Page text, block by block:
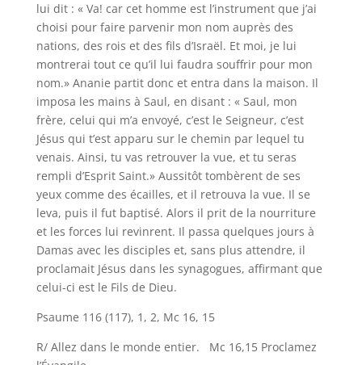
lui dit : « Va! car cet homme est l’instrument que j’ai
choisi pour faire parvenir mon nom auprès des
nations, des rois et des fils d’Israël. Et moi, je lui
montrerai tout ce qu’il lui faudra souffrir pour mon
nom.» Ananie partit donc et entra dans la maison. Il
imposa les mains à Saul, en disant : « Saul, mon
frère, celui qui m’a envoyé, c’est le Seigneur, c’est
Jésus qui t’est apparu sur le chemin par lequel tu
venais. Ainsi, tu vas retrouver la vue, et tu seras
rempli d’Esprit Saint.» Aussitôt tombèrent de ses
yeux comme des écailles, et il retrouva la vue. Il se
leva, puis il fut baptisé. Alors il prit de la nourriture
et les forces lui revinrent. Il passa quelques jours à
Damas avec les disciples et, sans plus attendre, il
proclamait Jésus dans les synagogues, affirmant que
celui-ci est le Fils de Dieu.
Psaume 116 (117), 1, 2, Mc 16, 15
R/ Allez dans le monde entier. Mc 16,15 Proclamez